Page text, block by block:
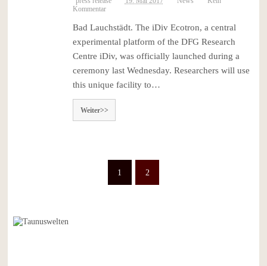
Kommentar
Bad Lauchstädt. The iDiv Ecotron, a central
experimental platform of the DFG Research
Centre iDiv, was officially launched during a
ceremony last Wednesday. Researchers will use
this unique facility to…
Weiter>>
1 2